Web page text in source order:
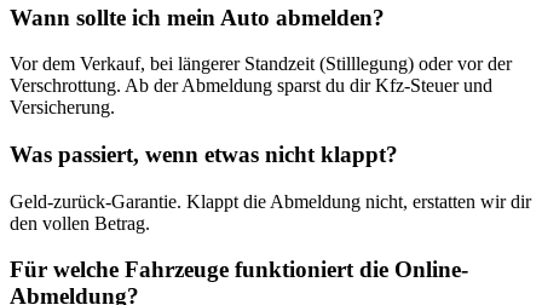
Wann sollte ich mein Auto abmelden?
Vor dem Verkauf, bei längerer Standzeit (Stilllegung) oder vor der
Verschrottung. Ab der Abmeldung sparst du dir Kfz-Steuer und
Versicherung.
Was passiert, wenn etwas nicht klappt?
Geld-zurück-Garantie. Klappt die Abmeldung nicht, erstatten wir dir
den vollen Betrag.
Für welche Fahrzeuge funktioniert die Online-
Abmeldung?